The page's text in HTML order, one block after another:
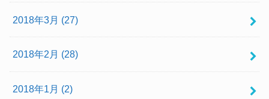
2018年3月 (27)
2018年2月 (28)
2018年1月 (2)